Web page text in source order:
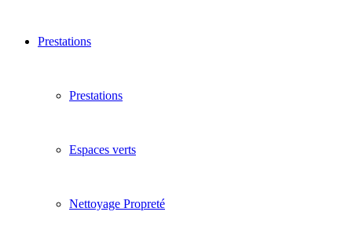
Prestations
Prestations
Espaces verts
Nettoyage Propreté